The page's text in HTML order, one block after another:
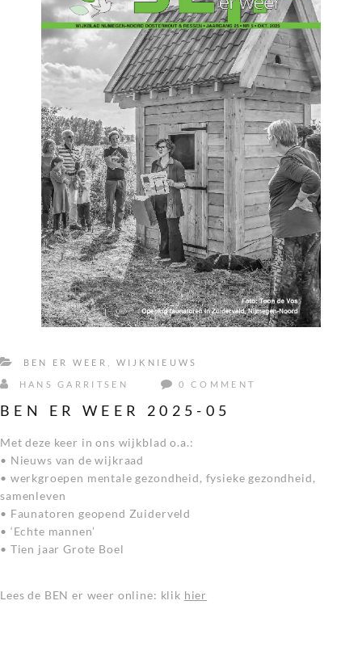
BEN ER WEER WIJKNIEUWS
HANS GARRITSEN 0 COMMENT
BEN ER WEER 2025-05
Met deze keer in ons wijkblad o.a.:
• Nieuws van de wijkraad
• werkgroepen mentale gezondheid, fysieke gezondheid,
samenleven
• Faunatoren geopend Zuiderveld
• ‘Echte mannen’
• Tien jaar Grote Boel
Lees de BEN er weer online: klik hier